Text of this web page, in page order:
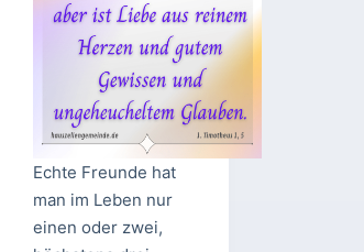
Echte Freunde hat
man im Leben nur
einen oder zwei,